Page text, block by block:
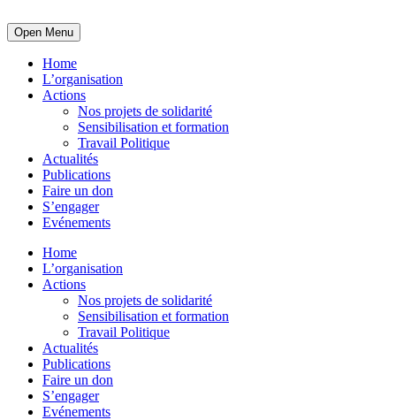
Open Menu
Home
L’organisation
Actions
Nos projets de solidarité
Sensibilisation et formation
Travail Politique
Actualités
Publications
Faire un don
S’engager
Evénements
Home
L’organisation
Actions
Nos projets de solidarité
Sensibilisation et formation
Travail Politique
Actualités
Publications
Faire un don
S’engager
Evénements